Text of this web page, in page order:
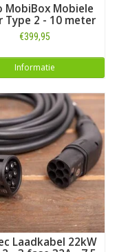
MobiBox Mobiele
Type 2 - 10 meter
€399,95
Informatie
Laadkabel 22kW